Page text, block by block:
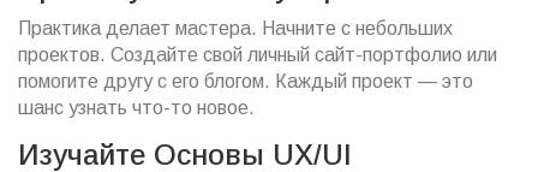
Практика делает мастера. Начните с небольших
проектов. Создайте свой личный сайт-портфолио или
помогите другу с его блогом. Каждый проект — это
шанс узнать что-то новое.
Изучайте Основы UX/UI